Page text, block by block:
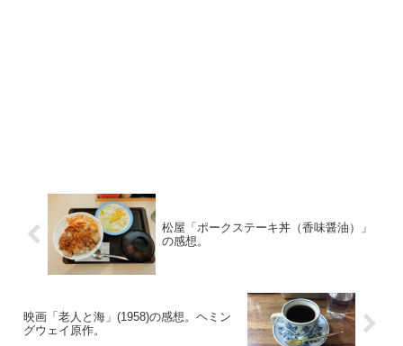
松屋「ポークステーキ丼（香味醤油）」
の感想。
映画「老人と海」(1958)の感想。ヘミン
グウェイ原作。